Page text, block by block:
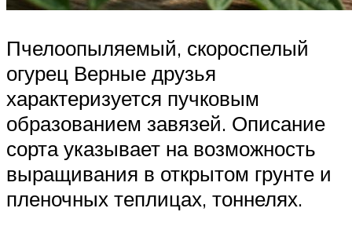
Пчелоопыляемый, скороспелый
огурец Верные друзья
характеризуется пучковым
образованием завязей. Описание
сорта указывает на возможность
выращивания в открытом грунте и
пленочных теплицах, тоннелях.